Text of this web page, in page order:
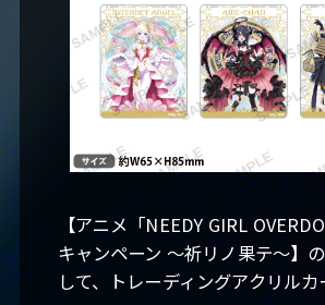
-かちぇ
STORY
MUSIC
Blu-
RADIO
【アニメ「NEEDY GIRL
キャンペーン ～祈リノ果テ～】
して、トレーディングアクリルカ